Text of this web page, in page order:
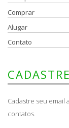
Comprar
Alugar
Contato
Cadastre seu email
contatos.